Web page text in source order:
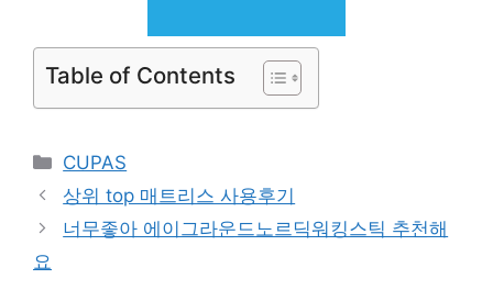
Table of Contents
Categories
CUPAS
상위 top 매트리스 사용후기
너무좋아 에이그라운드노르딕워킹스틱 추천해
요